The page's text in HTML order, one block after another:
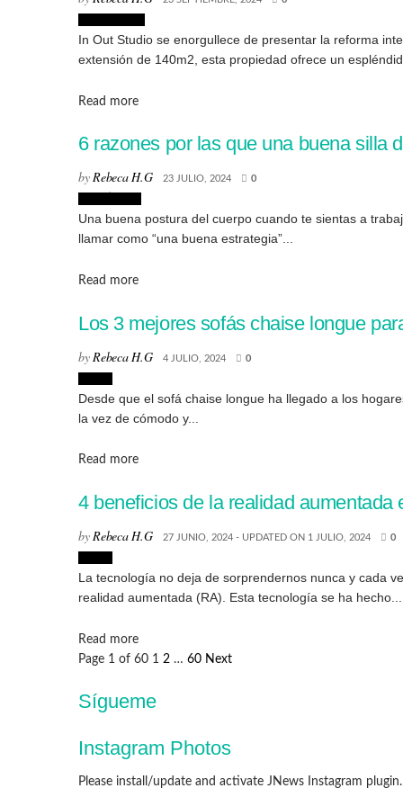
In Out Studio se enorgullece de presentar la reforma
extensión de 140m2, esta propiedad ofrece un
Read moreDetails
6 razones por las que una buena silla
byRebeca H.G 23 JULIO, 2024 0
Una buena postura del cuerpo cuando te sientas a
llamar como “una buena estrategia”...
Read moreDetails
Los 3 mejores sofás chaise longue
by Rebeca H.G 4 JULIO, 2024 0
Desde que el sofá chaise longue ha llegado a los
la vez de cómodo y...
Read moreDetails
4 beneficios de la realidad aumentada
byRebeca H.G 27 JUNIO, 2024 - UPDATED ON 1 JULIO, 2024 0
La tecnología no deja de sorprendernos nunca y cada
realidad aumentada (RA). Esta tecnología se ha hecho...
Read moreDetails
Page 1 of 60 1 2 … 60 Next
Sígueme
Instagram Photos
Please install/update and activate JNews Instagram plugin.